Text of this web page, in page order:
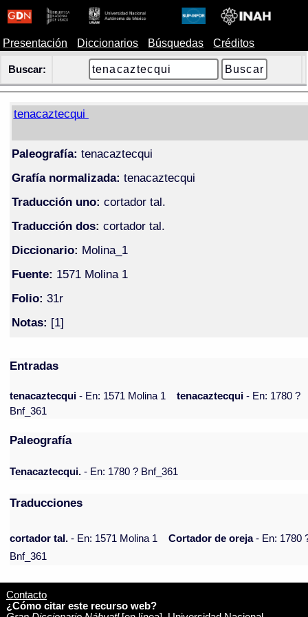
Presentación Diccionarios Búsquedas Créditos
Buscar:
tenacaztecqui
Paleografía: tenacaztecqui
Grafía normalizada: tenacaztecqui
Traducción uno: cortador tal.
Traducción dos: cortador tal.
Diccionario: Molina_1
Fuente: 1571 Molina 1
Folio: 31r
Notas: [1]
Entradas
tenacaztecqui- En: 1571 Molina 1 tenacaztecqui- En: 1780 ?
Bnf_361
Paleografía
Tenacaztecqui. - En: 1780 ? Bnf_361
Traducciones
cortador tal. - En: 1571 Molina 1 Cortador de oreja- En: 1780
Bnf_361
Contacto
¿Cómo citar este recurso web?